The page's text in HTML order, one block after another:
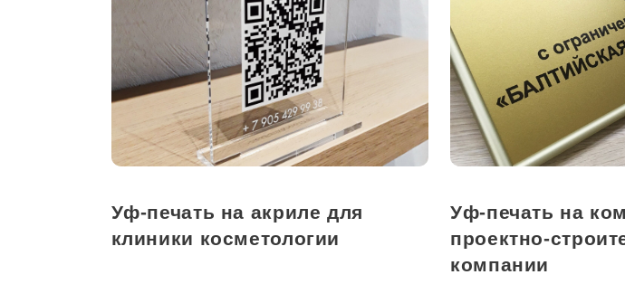
Уф-печать на акриле для
клиники косметологии
Уф-печать на
проектно-
компании